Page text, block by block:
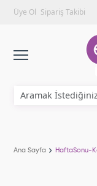
Üye Ol Sipariş Takibi
Ana Sayfa HaftaSonu-